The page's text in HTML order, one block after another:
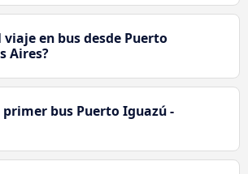
en bus desde Puerto
Aires?
primer bus Puerto Iguazú -